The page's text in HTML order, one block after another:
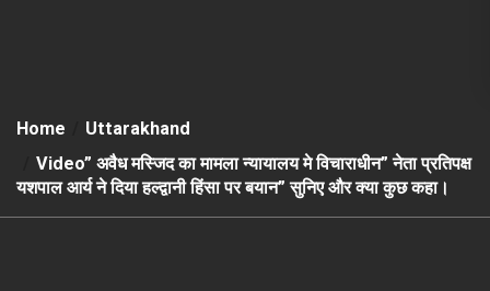
Home
Uttarakhand
Video” अवैध मस्जिद का मामला न्यायालय मे विचाराधीन” नेता प्रतिपक्ष
यशपाल आर्य ने दिया हल्द्वानी हिंसा पर बयान” सुनिए और क्या कुछ कहा।